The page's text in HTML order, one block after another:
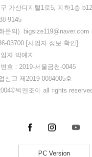
가산디지털1로5, 지하1층
9145
문의) bigsize119@naver.com
03700 [사업자 정보 확인]
자 박예지
호 : 2019-서울금천-0045
신고 제2019-0084005호
빅앤조이 all rights
PC Version